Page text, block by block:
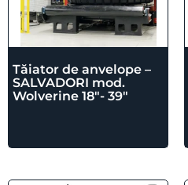
Tăiator de anvelope –
SALVADORI mod.
Wolverine 18″- 39″